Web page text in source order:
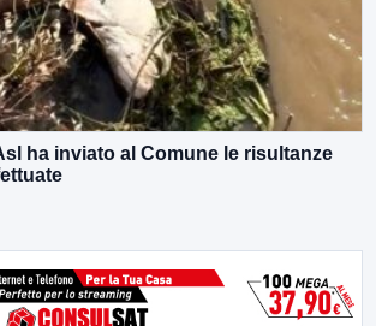
ha inviato al Comune le risultanze